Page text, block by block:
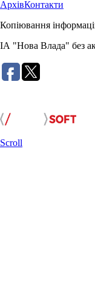
АрхівКонтакти
Копіювання
ІА "Нова Влада" без
Scroll